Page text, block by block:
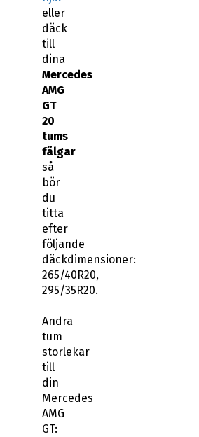
eller
däck
till
dina
Mercedes
AMG
GT
20
tums
fälgar
så
bör
du
titta
efter
följande
däckdimensioner:
265/40R20,
295/35R20.
Andra
tum
storlekar
till
din
Mercedes
AMG
GT: